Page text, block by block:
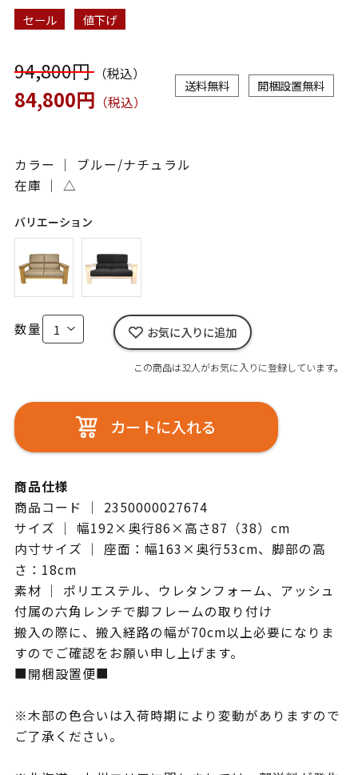
セール 値下げ
94,800円（税込）
84,800円 （税込）
送料無料 開梱設置無料
カラー ｜ ブルー/ナチュラル
在庫 ｜ △
バリエーション
数量 お気に入りに追加
この商品は32人がお気に入りに登録しています。
カートに入れる
商品仕様
商品コード ｜ 2350000027674
サイズ ｜ 幅192×奥行86×高さ87（38）cm
内寸サイズ ｜ 座面：幅163×奥行53cm、脚部の高
さ：18cm
素材 ｜ ポリエステル、ウレタンフォーム、アッシュ
付属の六角レンチで脚フレームの取り付け
搬入の際に、搬入経路の幅が70cm以上必要になりま
すのでご確認をお願い申し上げます。
■開梱設置便■
※木部の色合いは入荷時期により変動がありますので
ご了承ください。